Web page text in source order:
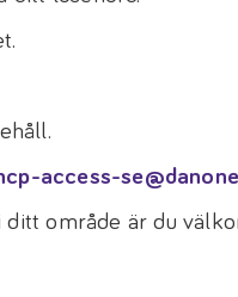
access-
område är du